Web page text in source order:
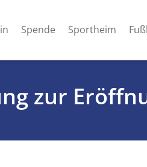
Spende Sportheim
zur